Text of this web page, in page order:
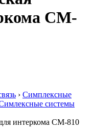
CM-
› Симплексные
системы
интеркома CM-810